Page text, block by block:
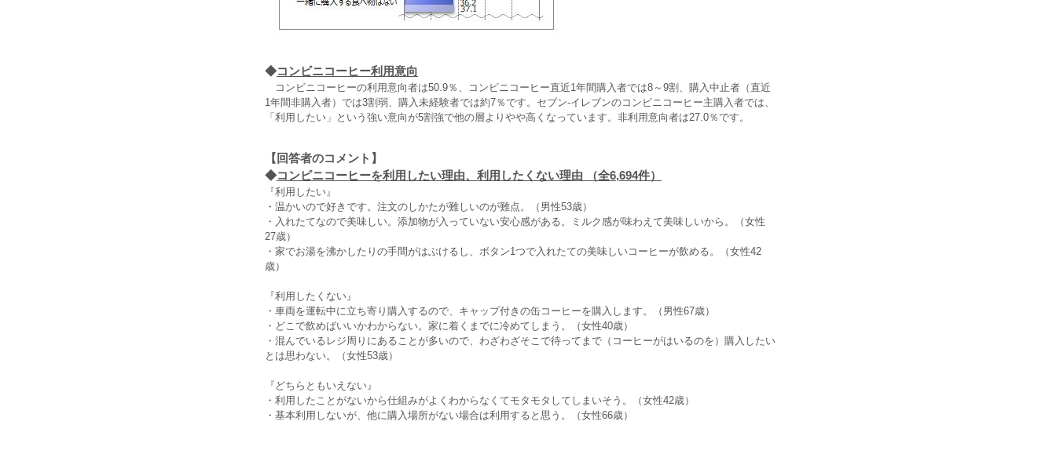
◆コンビニコーヒー利用意向
コンビニコーヒーの利用意向者は50.9％、コンビニコーヒー直近1年間購入者では8～9割、購入中止者（直近
1年間非購入者）では3割弱、購入未経験者では約7％です。セブン‐イレブンのコンビニコーヒー主購入者では、
「利用したい」という強い意向が5割強で他の層よりやや高くなっています。非利用意向者は27.0％です。
【回答者のコメント】
◆コンビニコーヒーを利用したい理由、利用したくない理由 （全6,694件）
『利用したい』
・温かいので好きです。注文のしかたが難しいのが難点。（男性53歳）
・入れたてなので美味しい。添加物が入っていない安心感がある。ミルク感が味わえて美味しいから。（女性
27歳）
・家でお湯を沸かしたりの手間がはぶけるし、ボタン1つで入れたての美味しいコーヒーが飲める。（女性42
歳）
『利用したくない』
・車両を運転中に立ち寄り購入するので、キャップ付きの缶コーヒーを購入します。（男性67歳）
・どこで飲めばいいかわからない。家に着くまでに冷めてしまう。（女性40歳）
・混んでいるレジ周りにあることが多いので、わざわざそこで待ってまで（コーヒーがはいるのを）購入したい
とは思わない。（女性53歳）
『どちらともいえない』
・利用したことがないから仕組みがよくわからなくてモタモタしてしまいそう。（女性42歳）
・基本利用しないが、他に購入場所がない場合は利用すると思う。（女性66歳）